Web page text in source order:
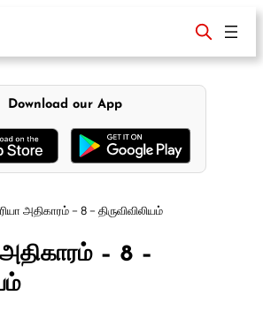
Download our App
அதிகாரம் – 8 – திருவிவிலியம்
– 8 –